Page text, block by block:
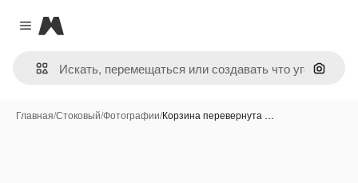
Close menu
Magnific
Поиск
Главная/Стоковый/Фотографии/Корзина перевернута …